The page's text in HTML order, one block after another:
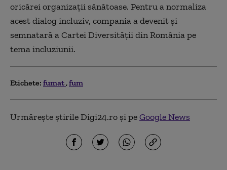
oricărei organizații sănătoase. Pentru a normaliza
acest dialog incluziv, compania a devenit și
semnatară a Cartei Diversității din România pe
tema incluziunii.
Etichete: fumat fum
Urmărește știrile Digi24.ro și peGoogle News